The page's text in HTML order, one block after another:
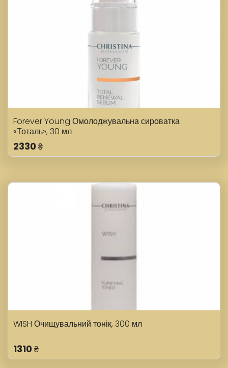
Forever Young Омолоджувальна сироватка
«Тоталь», 30 мл
2330 ₴
WISH Очищувальний тонік, 300 мл
1310 ₴